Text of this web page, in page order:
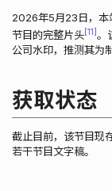
2026年5月23日，本
节目的完整片头 11 。
公司水印，推测其为
获取状态
截止目前，该节目现
若干节目文字稿。